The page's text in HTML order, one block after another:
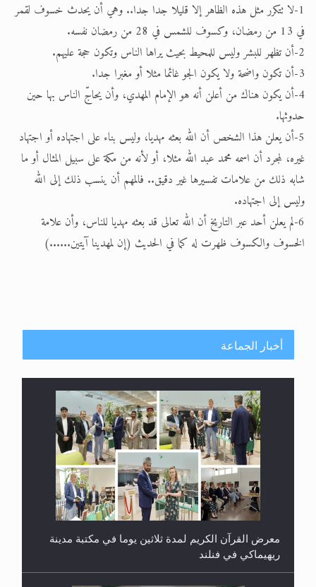
الحجّ.. دلالات، حِكم، وأهداف >> المزيد
اقرأ هذا المقال في أهمية عيد
1-لا تتكرر مثل هذه الظاهر إلا قليلا جدا جدا.. وهي أن يحدث خسوف لقمر
في 13 من رمضان، وكسوف للشمس في 28 من رمضان نفسه.
2-أن تظهر للبشر وليس للمحيط بحيث يراها الناس وتكون حجة عليهم.
3-أن تكون واضحة ولا يكون الجو غائما مثلا أو مغبرا جدا.
4-أن يكون هناك من أعلن أنه هو الإمام المهدي، وأن يحاجّ الناس بها حين
حدوثها.
5-أن يعلن هذا الشخص أن الله بعثه مهديا، وليس بناء على اجتهاده أو اجتهاد
غيره، لمجرد أن اسمه محمد عبد الله مثلا، أو لأنه من مكة على سبيل المثال أو ما
شابه ذلك من علامات تفسيرها غير دقيق.. فالمهم أن ينسب ذلك إلى الله
وليس إلى اجتهاده.
6-لم يعلن أحد عبر التاريخ أن الله تعالى قد بعثه مهديا للناس، وأن علامة
الخسوف والكسوف ظهرت له كما في الحديث (إن لمهدينا آيتين......)
أخبار الجماعة
معرض القرآن الكريم لمدة ثلاثين يوما في مكتبة مدينة
ريهيماكي في فنلند